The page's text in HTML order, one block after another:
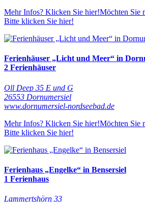
Mehr Infos? Klicken Sie hier!Möchten Sie
Bitte klicken Sie hier!
Ferienhäuser „Licht und Meer“ in
2 Ferienhäuser
Oll Deep 35 E und G
26553 Dornumersiel
www.dornumersiel-nordseebad.de
Mehr Infos? Klicken Sie hier!Möchten Sie
Bitte klicken Sie hier!
Ferienhaus „Engelke“ in Bensersiel
1 Ferienhaus
Lammertshörn 33